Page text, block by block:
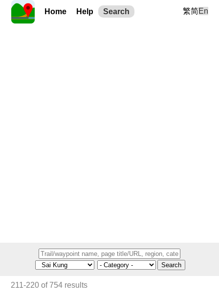
Home Help Search 繁简En
Search
211-220 of 754 results